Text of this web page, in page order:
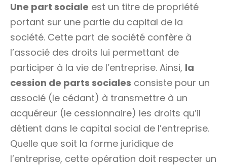
Une part sociale est un titre de propriété
portant sur une partie du capital de la
société. Cette part de société confère à
l’associé des droits lui permettant de
participer à la vie de l’entreprise. Ainsi, la
cession de parts sociales consiste pour un
associé (le cédant) à transmettre à un
acquéreur (le cessionnaire) les droits qu’il
détient dans le capital social de l’entreprise.
Quelle que soit la forme juridique de
l’entreprise, cette opération doit respecter un